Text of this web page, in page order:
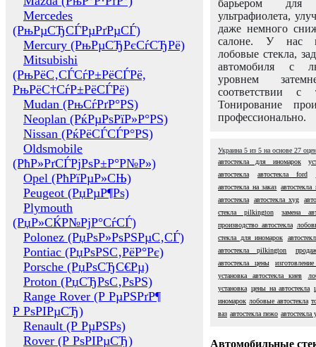
Mercedes
(РњРµСЂСЃРµРґРµСЃ)
Mercury (РњРµСЂРєСѓСЂРё)
Mitsubishi
(РњРёС‚СЃСѓР±РёСЃРё,
РњРёС†СѓР±РёСЃРё)
Mudan (РњСѓРґР°РЅ)
Neoplan (РќРµРѕРїР»Р°РЅ)
Nissan (РќРёСЃСЃР°РЅ)
Oldsmobile
(РћР»РґСЃРјРѕР±Р°Р№Р»)
Opel (РћРїРµР»СЊ)
Peugeot (РџРµР¶Рѕ)
Plymouth
(РџР»СЌР№РјР°СѓСЃ)
Polonez (РџРѕР»РѕРЅРµС‚СЃ)
Pontiac (РџРѕРЅС‚РёР°Рє)
Porsche (РџРѕСЂС€Рµ)
Proton (РџСЂРѕС‚РѕРЅ)
Range Rover (Р РµРЅРґР¶
Р РѕРІРµСЂ)
Renault (Р РµРЅРѕ)
Rover (Р РѕРІРµСЂ)
барьером для
ультрафиолета,
даже немного
салоне. У нас
лобовые стекла,
автомобиля с
уровнем
соответствии с
Тонирование
профессионально.
Украина 5 из 5 на основе 27
автостекла для иномарок
автостекла
автостекла ford
автостекла на заказ
автостекла
автостекла xyg
стекла pilkington
замена
производство автостекла
стекла для иномарок
автостекла pilkington
автостекла цены
установка автостекла киев
установка цены на автостекла
иномарок лобовые автостекла
ваз автостекла пежо автостекла
Автомобильные